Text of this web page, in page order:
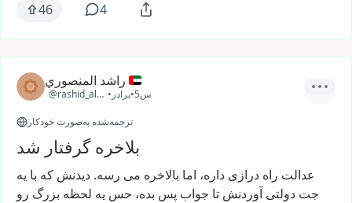
46 4
راشد المنصوري
@rashid_almansoori1
• برادر• 5س
ترجمه‌شده به‌صورت خودکار
بلاخره گرفتار شد
عدالت راه درازی داره، اما بالاخره می رسه. دیدنش که با یه
جت دولتی آوردنش تا جواب پس بده، حس یه لحظه بزرگ رو